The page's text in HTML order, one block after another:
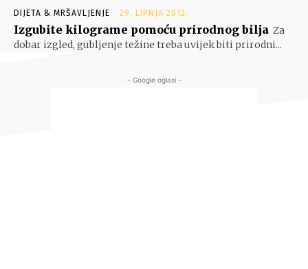
DIJETA & MRŠAVLJENJE 29. LIPNJA 2012.
Izgubite kilograme pomoću prirodnog bilja Za
dobar izgled, gubljenje težine treba uvijek biti prirodni...
- Google oglasi -